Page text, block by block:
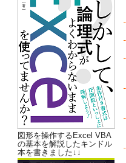
図形を操作するExcel VBA
の基本を解説したキンドル
本を書きました↓↓